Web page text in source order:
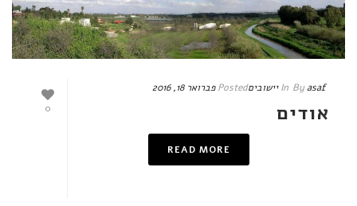
0
Byasaf
In יישוביםPosted פברואר 18, 2016
אודים
READ MORE